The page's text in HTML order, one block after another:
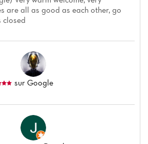
are all as good as each other, go
closed
sur Google
Avis